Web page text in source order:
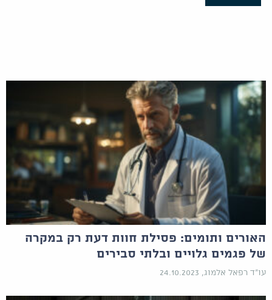
האורים ותומים: פסילת חוות דעת רק במקרה
של פגמים גלויים ובלתי סבירים
עו"ד רפאל אלמוג, 24.10.2023